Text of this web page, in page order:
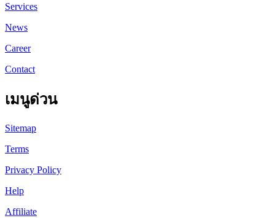
Services
News
Career
Contact
เมนูด่วน
Sitemap
Terms
Privacy Policy
Help
Affiliate